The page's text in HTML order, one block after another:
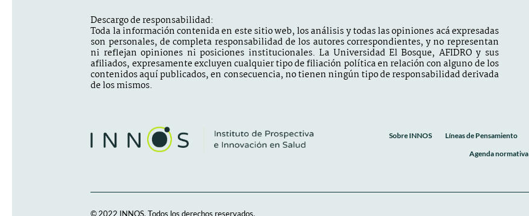
Descargo de responsabilidad:
Toda la información contenida en este sitio web, los análisis y todas las opiniones acá expresadas
son personales, de completa responsabilidad de los autores correspondientes, y no representan
ni reflejan opiniones ni posiciones institucionales. La Universidad El Bosque, AFIDRO y sus
afiliados, expresamente excluyen cualquier tipo de filiación política en relación con alguno de los
contenidos aquí publicados, en consecuencia, no tienen ningún tipo de responsabilidad derivada
de los mismos.
Sobre INNOS Líneas de Pensamiento
Agenda normativa
© 2022 INNOS.Todos los derechos reservados.